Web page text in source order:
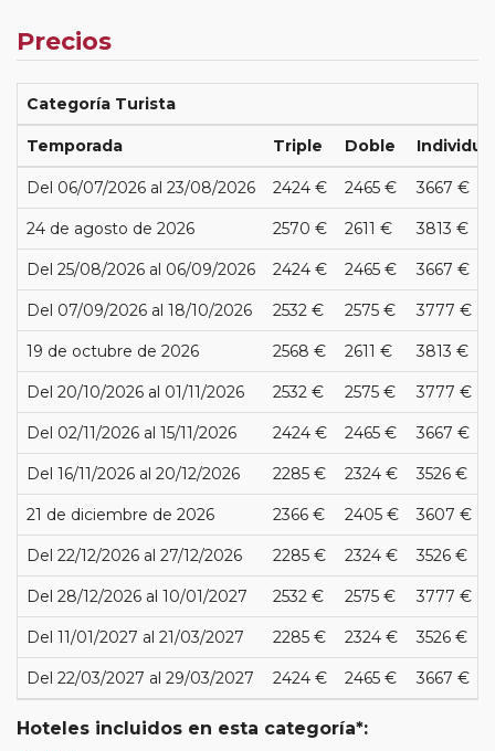
Precios
Categoría Turista
Temporada Triple Doble
Del 06/07/2026 al 23/08/2026 2424 € 2465 € 3667 €
24 de agosto de 2026 2570 € 2611 € 3813 €
Del 25/08/2026 al 06/09/2026 2424 € 2465 € 3667 €
Del 07/09/2026 al 18/10/2026 2532 € 2575 € 3777 €
19 de octubre de 2026 2568 € 2611 € 3813 €
Del 20/10/2026 al 01/11/2026 2532 € 2575 € 3777 €
Del 02/11/2026 al 15/11/2026 2424 € 2465 € 3667 €
Del 16/11/2026 al 20/12/2026 2285 € 2324 € 3526 €
21 de diciembre de 2026 2366 € 2405 € 3607 €
Del 22/12/2026 al 27/12/2026 2285 € 2324 € 3526 €
Del 28/12/2026 al 10/01/2027 2532 € 2575 € 3777 €
Del 11/01/2027 al 21/03/2027 2285 € 2324 € 3526 €
Del 22/03/2027 al 29/03/2027 2424 € 2465 € 3667 €
Hoteles incluidos en esta categoría*: